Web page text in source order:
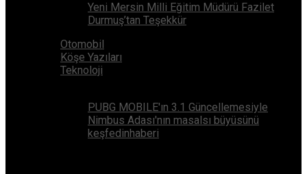
Yeni Mersin Milli Eğitim Müdürü Fazilet
Durmuş’tan Teşekkür
Otomobil
Köşe Yazıları
Teknoloji
PUBG MOBILE'ın 3.1 Güncellemesiyle
Nimbus Adası'nın masalsı büyüsünü
keşfedinhaberi